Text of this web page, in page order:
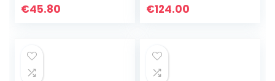
Controller
€45.80 €124.00